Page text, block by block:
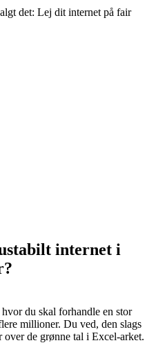
det: Lej dit internet på fair
internet i
du skal forhandle en stor
millioner. Du ved, den slags
de grønne tal i Excel-arket.